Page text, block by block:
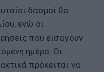
δασμοί θα
ενώ οι
που εισάγουν
ημέρα. Οι
πρόκειται να